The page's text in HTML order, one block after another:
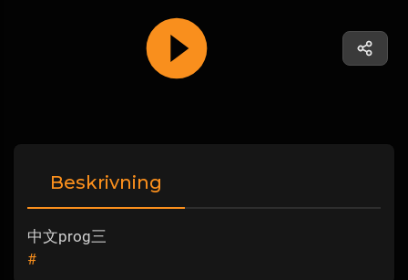
Beskrivning
中文prog三
#